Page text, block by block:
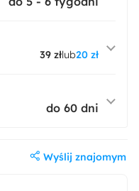
39 złlub20 zł
do 60 dni
Wyślij znajomym